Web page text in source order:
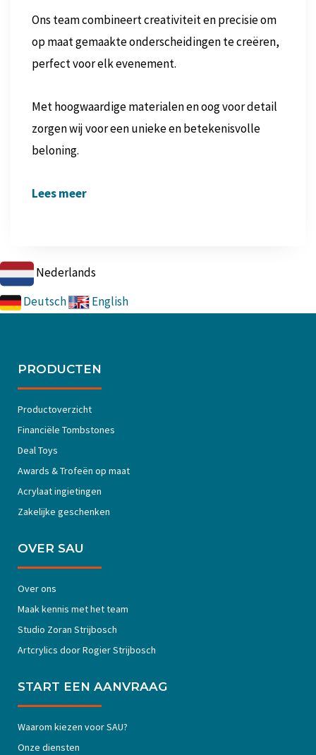
Ons team combineert creativiteit en precisie om
op maat gemaakte onderscheidingen te creëren,
perfect voor elk evenement.
Met hoogwaardige materialen en oog voor detail
zorgen wij voor een unieke en betekenisvolle
beloning.
Lees meer
Nederlands
Deutsch
English
PRODUCTEN
Productoverzicht
Financiële Tombstones
Deal Toys
Awards & Trofeën op maat
Acrylaat ingietingen
Zakelijke geschenken
OVER SAU
Over ons
Maak kennis met het team
Studio Zoran Strijbosch
Artcrylics door Rogier Strijbosch
START EEN AANVRAAG
Waarom kiezen voor SAU?
Onze diensten